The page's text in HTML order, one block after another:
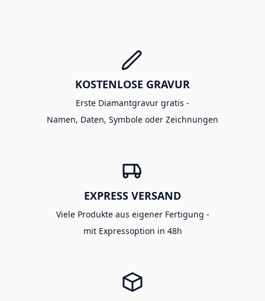
KOSTENLOSE GRAVUR
Erste Diamantgravur gratis -
Namen, Daten, Symbole oder Zeichnungen
EXPRESS VERSAND
Viele Produkte aus eigener Fertigung -
mit Expressoption in 48h